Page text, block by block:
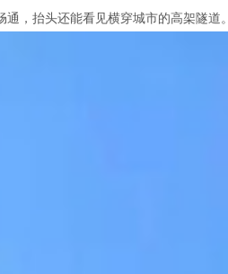
，抬头还能看见横穿城市的高架隧道。